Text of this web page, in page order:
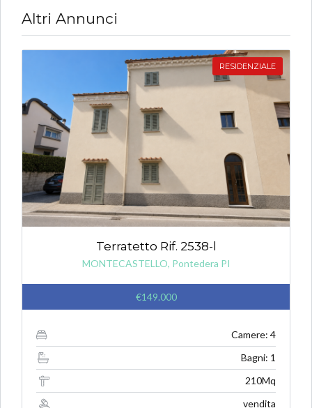
Altri Annunci
RESIDENZIALE
Terratetto Rif. 2538-l
MONTECASTELLO, Pontedera PI
€149.000
Camere: 4
Bagni: 1
210Mq
vendita